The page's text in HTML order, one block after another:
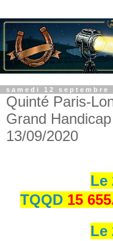
samedi 12 septembre
Quinté Paris-
Grand
13/09/2020
Le
TQQD 15
Le